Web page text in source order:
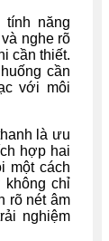
năng
nghe rõ
cần thiết.
cần
với môi
là ưu
hợp hai
một cách
không chỉ
rõ nét âm
nghiệm